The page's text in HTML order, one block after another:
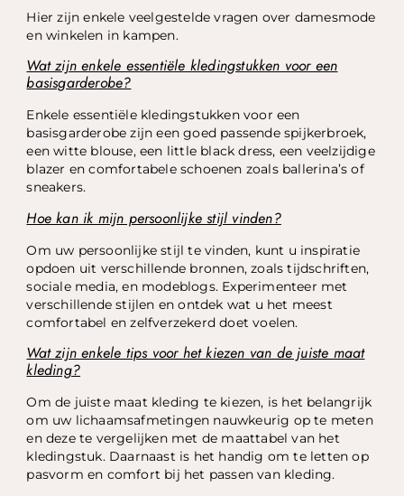
Hier zijn enkele veelgestelde vragen over damesmode
en winkelen in kampen.
Wat zijn enkele essentiële kledingstukken voor een
basisgarderobe?
Enkele essentiële kledingstukken voor een
basisgarderobe zijn een goed passende spijkerbroek,
een witte blouse, een little black dress, een veelzijdige
blazer en comfortabele schoenen zoals ballerina’s of
sneakers.
Hoe kan ik mijn persoonlijke stijl vinden?
Om uw persoonlijke stijl te vinden, kunt u inspiratie
opdoen uit verschillende bronnen, zoals tijdschriften,
sociale media, en modeblogs. Experimenteer met
verschillende stijlen en ontdek wat u het meest
comfortabel en zelfverzekerd doet voelen.
Wat zijn enkele tips voor het kiezen van de juiste maat
kleding?
Om de juiste maat kleding te kiezen, is het belangrijk
om uw lichaamsafmetingen nauwkeurig op te meten
en deze te vergelijken met de maattabel van het
kledingstuk. Daarnaast is het handig om te letten op
pasvorm en comfort bij het passen van kleding.